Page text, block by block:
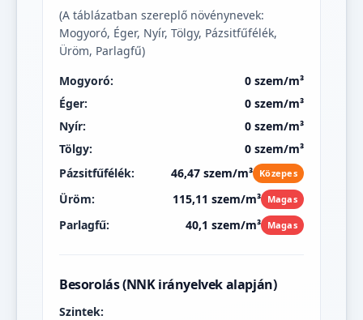
(A táblázatban szereplő növénynevek:
Mogyoró, Éger, Nyír, Tölgy, Pázsitfűfélék,
Üröm, Parlagfű)
Mogyoró:
0 szem/m³
Éger:
0 szem/m³
Nyír:
0 szem/m³
Tölgy:
0 szem/m³
Pázsitfűfélék:
46,47 szem/m³ Közepes
Üröm: 115,11 szem/m³ Magas
Parlagfű: 40,1 szem/m³ Magas
Besorolás (NNK irányelvek alapján)
Szintek: